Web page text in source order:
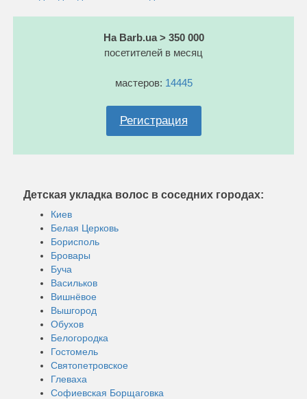
На Barb.ua > 350 000
посетителей в месяц
мастеров: 14445
Регистрация
Детская укладка волос в соседних городах:
Киев
Белая Церковь
Борисполь
Бровары
Буча
Васильков
Вишнёвое
Вышгород
Обухов
Белогородка
Гостомель
Святопетровское
Глеваха
Софиевская Борщаговка